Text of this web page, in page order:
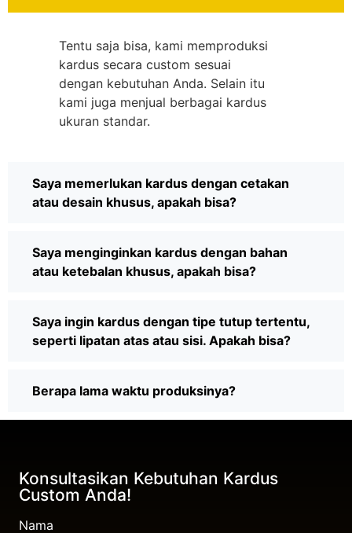
Tentu saja bisa, kami memproduksi
kardus secara custom sesuai
dengan kebutuhan Anda. Selain itu
kami juga menjual berbagai kardus
ukuran standar.
Saya memerlukan kardus dengan cetakan
atau desain khusus, apakah bisa?
Saya menginginkan kardus dengan bahan
atau ketebalan khusus, apakah bisa?
Saya ingin kardus dengan tipe tutup tertentu,
seperti lipatan atas atau sisi. Apakah bisa?
Berapa lama waktu produksinya?
Konsultasikan Kebutuhan Kardus
Custom Anda!
Nama